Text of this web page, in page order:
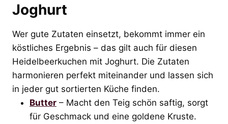
Joghurt
Wer gute Zutaten einsetzt, bekommt immer ein
köstliches Ergebnis – das gilt auch für diesen
Heidelbeerkuchen mit Joghurt. Die Zutaten
harmonieren perfekt miteinander und lassen sich
in jeder gut sortierten Küche finden.
Butter – Macht den Teig schön saftig, sorgt
für Geschmack und eine goldene Kruste.